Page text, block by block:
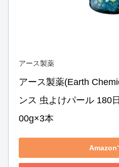
アース製薬
アース製薬(Earth
ンス 虫よけパール 180
00g×3本
Amazon